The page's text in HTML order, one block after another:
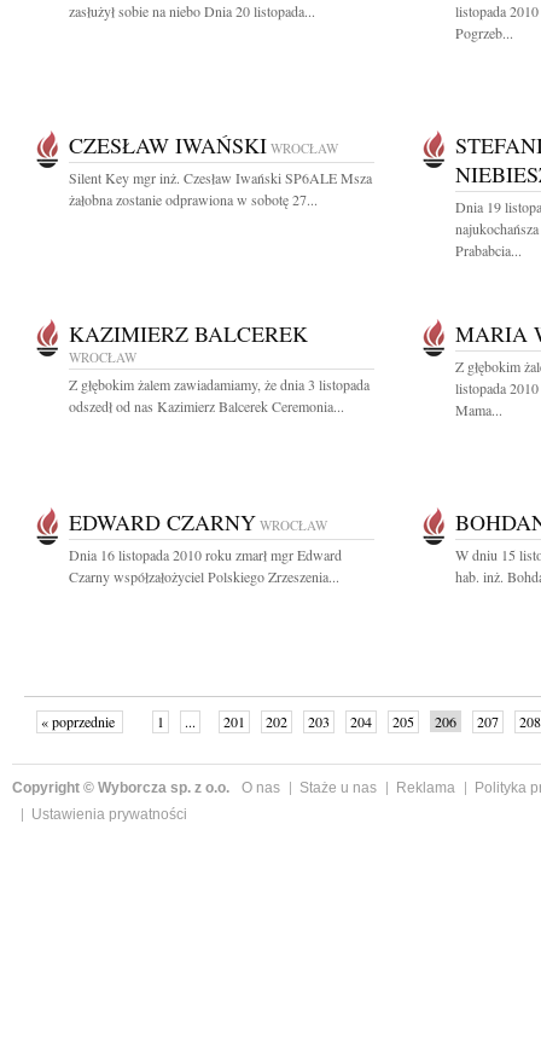
zasłużył sobie na niebo Dnia 20 listopada...
listopada
Pogrzeb...
CZESŁAW IWAŃSKI WROCŁAW
Silent Key mgr inż. Czesław Iwański SP6ALE Msza
żałobna zostanie odprawiona w sobotę 27...
Dnia 19
Prababcia...
KAZIMIERZ BALCEREK
WROCŁAW
Z głębokim żalem zawiadamiamy, że dnia 3 listopada
odszedł od nas Kazimierz Balcerek Ceremonia...
MARIA
Z głębokim
listopada 2010
Mama...
EDWARD CZARNY WROCŁAW
Dnia 16 listopada 2010 roku zmarł mgr Edward
Czarny współzałożyciel Polskiego Zrzeszenia...
W dniu 15
hab. inż.
« poprzednie 1 ... 201 202 203 204 205 206 207
208
Copyright © Wyborcza sp. z o.o. O nas Staże u nas Reklama
Polityka
Ustawienia prywatności